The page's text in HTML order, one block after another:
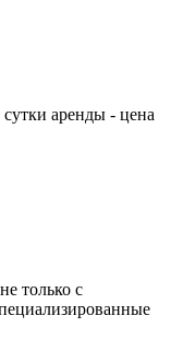
аренды - цена
только с